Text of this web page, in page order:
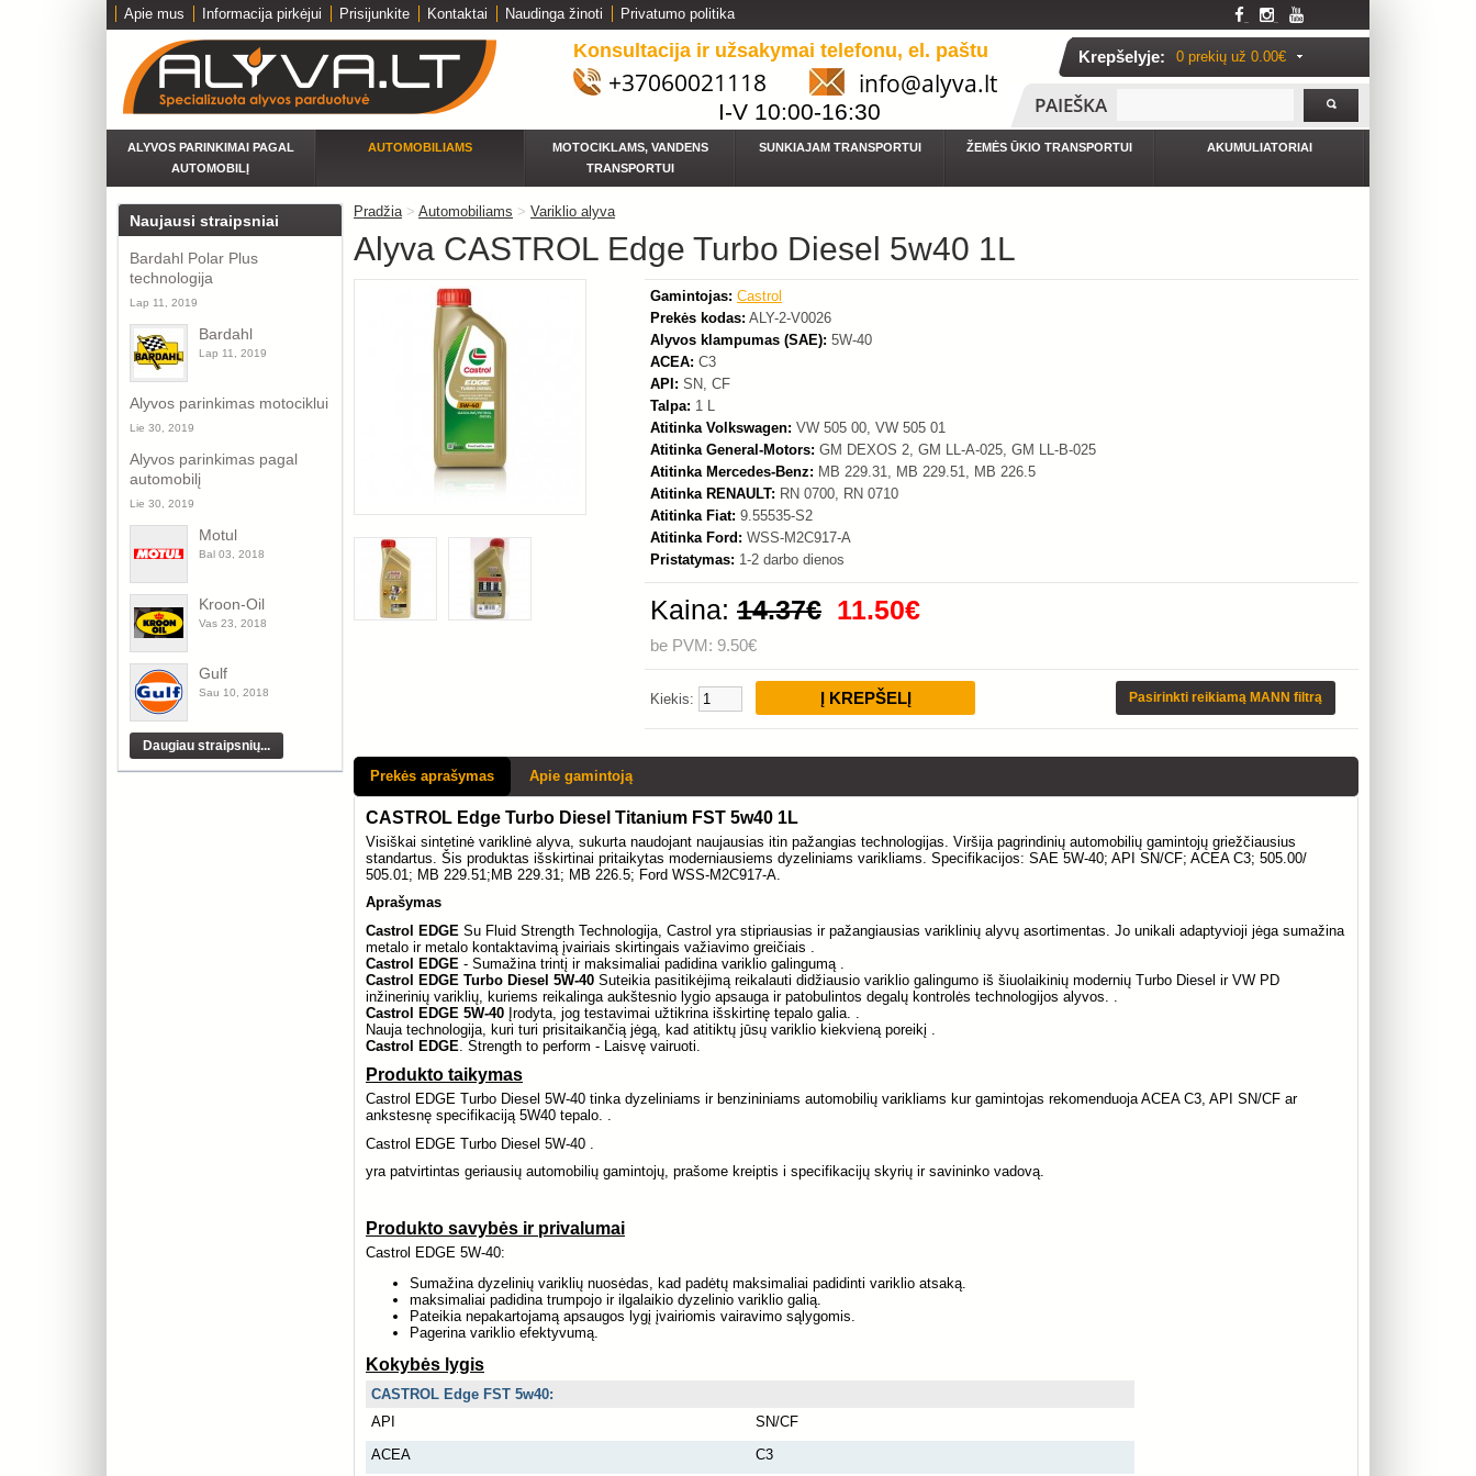
Apie mus Informacija pirkėjui Prisijunkite Kontaktai Naudinga žinoti Privatumo politika
Konsultacija ir užsakymai telefonu, el. paštu
+37060021118 info@alyva.lt
I-V 10:00-16:30
Krepšelyje: 0 prekių už 0.00€
PAIEŠKA
ALYVOS PARINKIMAI PAGAL
AUTOMOBILĮ
AUTOMOBILIAMS
MOTOCIKLAMS, VANDENS
TRANSPORTUI
SUNKIAJAM TRANSPORTUI ŽEMĖS ŪKIO TRANSPORTUI AKUMULIATORIAI
Naujausi straipsniai
Bardahl Polar Plus
technologija
Lap 11, 2019
Bardahl
Lap 11, 2019
Alyvos parinkimas motociklui
Lie 30, 2019
Alyvos parinkimas pagal
automobilį
Lie 30, 2019
Motul
Bal 03, 2018
Kroon-Oil
Vas 23, 2018
Gulf
Sau 10, 2018
Pradžia> Automobiliams > Variklio alyva
Alyva CASTROL Edge Turbo Diesel 5w40 1L
-20%
Gamintojas: Castrol
Prekės kodas: ALY-2-V0026
Alyvos klampumas (SAE): 5W-40
ACEA: C3
API: SN, CF
Talpa: 1 L
Atitinka Volkswagen: VW 505 00, VW 505 01
Atitinka General-Motors: GM DEXOS 2, GM LL-A-025, GM LL-B-025
Atitinka Mercedes-Benz: MB 229.31, MB 229.51, MB 226.5
Atitinka RENAULT: RN 0700, RN 0710
Atitinka Fiat: 9.55535-S2
Atitinka Ford: WSS-M2C917-A
Pristatymas: 1-2 darbo dienos
Kaina: 14.37€ 11.50€
be PVM: 9.50€
Kiekis: Pasirinkti reikiamą MANN filtrą
Prekės aprašymas Apie gamintoją
CASTROL Edge Turbo Diesel Titanium FST 5w40 1L
Visiškai sintetinė variklinė alyva, sukurta naudojant naujausias itin pažangias technologijas. Viršija pagrindinių automobilių gamintojų griežčiausius
standartus. Šis produktas išskirtinai pritaikytas moderniausiems dyzeliniams varikliams. Specifikacijos: SAE 5W-40; API SN/CF; ACEA C3; 505.00/
505.01; MB 229.51; MB 229.31; MB 226.5; Ford WSS-M2C917-A.
Aprašymas
Castrol EDGE Su Fluid Strength Technologija, Castrol yra stipriausias ir pažangiausias variklinių alyvų asortimentas. Jo unikali adaptyvioji jėga sumažina
metalo ir metalo kontaktavimą įvairiais skirtingais važiavimo greičiais .
Castrol EDGE - Sumažina trintį ir maksimaliai padidina variklio galingumą .
Castrol EDGE Turbo Diesel 5W-40 Suteikia pasitikėjimą reikalauti didžiausio variklio galingumo iš šiuolaikinių modernių Turbo Diesel ir VW PD
inžinerinių variklių, kuriems reikalinga aukštesnio lygio apsauga ir patobulintos degalų kontrolės technologijos alyvos. .
Castrol EDGE 5W-40 Įrodyta, jog testavimai užtikrina išskirtinę tepalo galia. .
Nauja technologija, kuri turi prisitaikančią jėgą, kad atitiktų jūsų variklio kiekvieną poreikį .
Castrol EDGE . Strength to perform - Laisvę vairuoti.
Produkto taikymas
Castrol EDGE Turbo Diesel 5W-40 tinka dyzeliniams ir benzininiams automobilių varikliams kur gamintojas rekomenduoja ACEA C3, API SN/CF ar
ankstesnę specifikaciją 5W40 tepalo. .
Castrol EDGE Turbo Diesel 5W-40 .
yra patvirtintas geriausių automobilių gamintojų, prašome kreiptis i specifikacijų skyrių ir savininko vadovą.
Produkto savybės ir privalumai
Castrol EDGE 5W-40:
Sumažina dyzelinių variklių nuosėdas, kad padėtų maksimaliai padidinti variklio atsaką.
maksimaliai padidina trumpojo ir ilgalaikio dyzelinio variklio galią.
Pateikia nepakartojamą apsaugos lygį įvairiomis vairavimo sąlygomis.
Pagerina variklio efektyvumą.
Kokybės lygis
CASTROL Edge FST 5w40:
API
SN/CF
ACEA
C3